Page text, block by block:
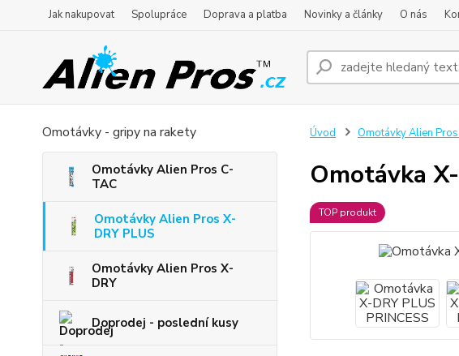
Jak nakupovat Spolupráce Doprava a platba Novinky a články O nás
Omotávky - gripy na rakety
Omotávky Alien Pros C-
TAC
Omotávky Alien Pros X-
DRY PLUS
Omotávky Alien Pros X-
DRY
Doprodej - poslední kusy
Úvod Omotávky Alien
Omotávka
TOP produkt